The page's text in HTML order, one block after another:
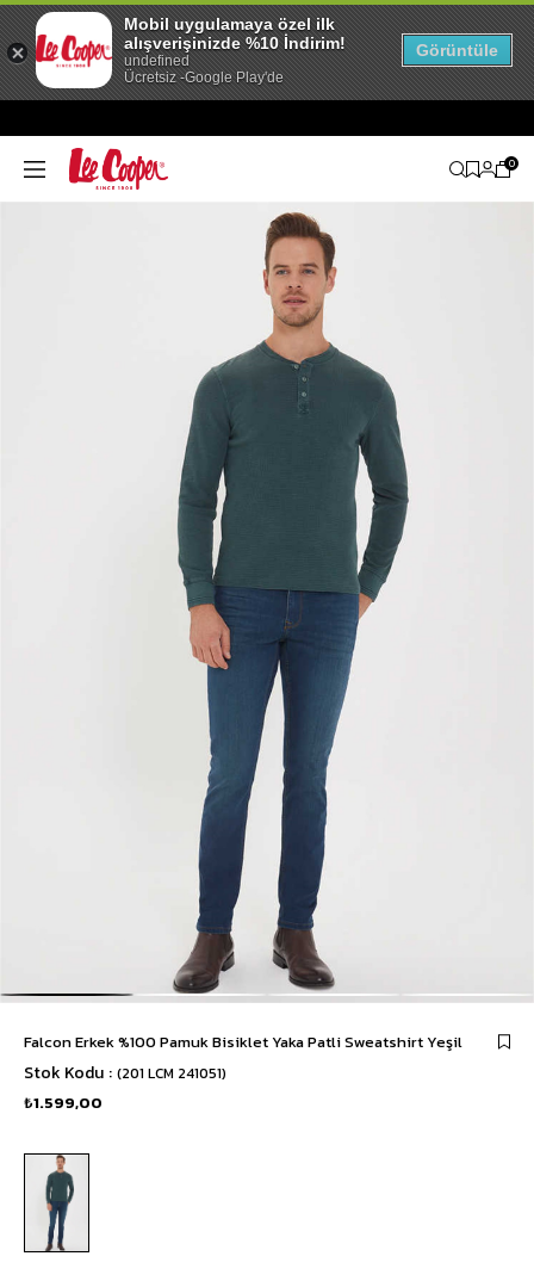
0
Falcon Erkek %100 Pamuk Bisiklet Yaka Patli Sweatshirt Yeşil
Stok Kodu (201 LCM 241051)
₺1.599,00
Mobil uygulamaya özel ilk
alışverişinizde %10 İndirim!
undefined
Ücretsiz -Google Play'de
Görüntüle